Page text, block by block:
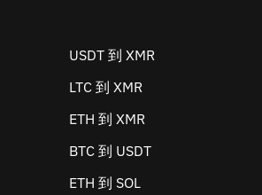
USDT 到 XMR
LTC 到 XMR
ETH 到 XMR
BTC 到 USDT
ETH 到 SOL